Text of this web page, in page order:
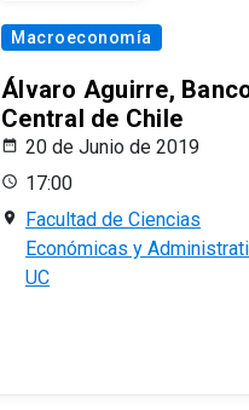
Macroeconomía
Álvaro Aguirre,
Central de Chile
20 de Junio de 2019
17:00
Facultad de Ciencias
Económicas y
UC